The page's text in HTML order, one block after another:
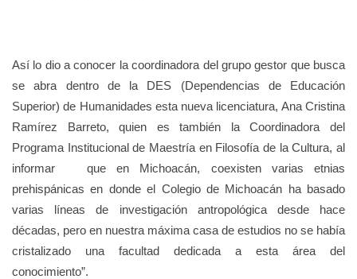
Así lo dio a conocer la coordinadora del grupo gestor que busca
se abra dentro de la DES (Dependencias de Educación
Superior) de Humanidades esta nueva licenciatura, Ana Cristina
Ramírez Barreto, quien es también la Coordinadora del
Programa Institucional de Maestría en Filosofía de la Cultura, al
informar que en Michoacán, coexisten varias etnias
prehispánicas en donde el Colegio de Michoacán ha basado
varias líneas de investigación antropológica desde hace
décadas, pero en nuestra máxima casa de estudios no se había
cristalizado una facultad dedicada a esta área del
conocimiento”.